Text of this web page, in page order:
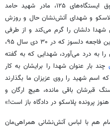
۱۲۵، مادر شهید
حامد
و شهدای آتش‌نشان حال و روزش
دلشان را گرم می‌کند و از طرفی
بی‌مهری و بی‌توجهی مسئولین نسبت به این فاجعه دلسوز که در ۳۰ دی سال ۹۵،
را به درد می‌آورد، شهدایی که به گفته
چند بار عنوان شهدا را برایشان به کار
اسم شهید را روی عزیزان ما بگذارند
باقی مانده، هیچ ارگان و
پرونده پلاسکو در دادگاه باز است!»
هم با لباس آتش‌نشانی همراهی‌مان